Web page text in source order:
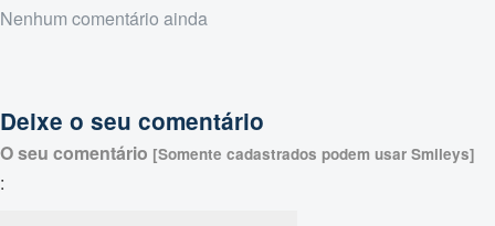
Nenhum comentário ainda
Deixe o seu comentário
O seu comentário [Somente cadastrados podem usar Smileys]
: